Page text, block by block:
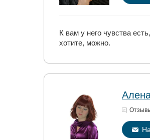
К вам у него чувства
хотите, можно.